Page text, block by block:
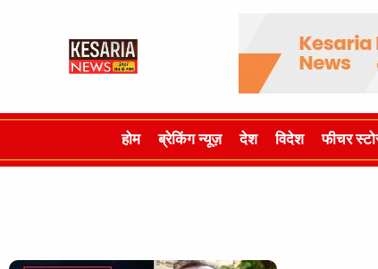
होम ब्रेकिंग न्यूज़ देश विदेश फीचर